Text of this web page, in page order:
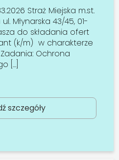
Straż Miejska m.st.
Młynarska 43/45, 01-
do składania ofert
(k/m) w charakterze
Ochrona
[…]
szczegóły